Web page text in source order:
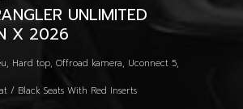
UNLIMITED
X 2026
Hard top, Offroad kamera, Uconnect 5,
/ Black Seats With Red Inserts